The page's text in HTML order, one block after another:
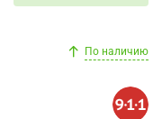
По наличию